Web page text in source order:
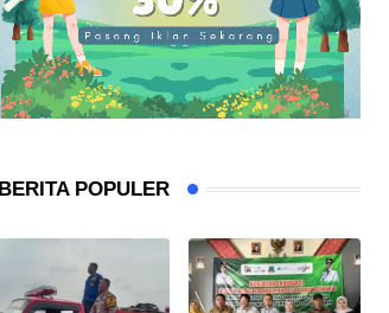
BERITA POPULER